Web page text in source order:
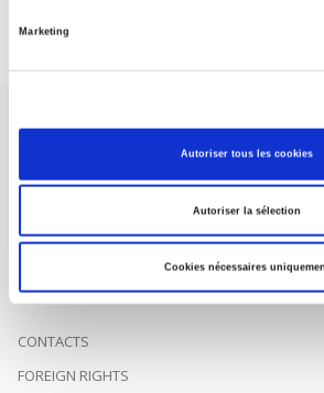
Marketing
Autoriser tous les cookies
Autoriser la sélection
Cookies nécessaires
original research, to edit reference works
help public and political debate.continue
CONTACTS
FOREIGN RIGHTS